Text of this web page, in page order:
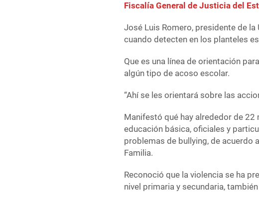
Fiscalía General de Justicia del
José Luis Romero, presidente de
cuando detecten en los planteles
Que es una línea de orientación
algún tipo de acoso escolar.
“Ahí se les orientará sobre las
Manifestó qué hay alrededor de
educación básica, oficiales y
problemas de bullying, de acuerdo
Familia.
Reconoció que la violencia se ha
nivel primaria y secundaria,